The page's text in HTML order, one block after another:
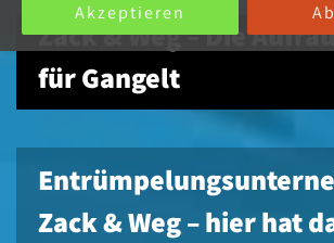
Zack & Weg – Die
für Gangelt
Zack & Weg – hier hat
Akzeptieren